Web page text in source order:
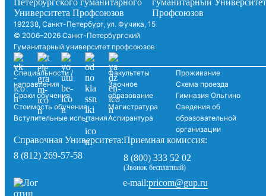
192238, Санкт-Петербург, ул. Фучика, 15
© 2006–2026 Санкт-Петербургский
Гуманитарный университет профсоюзов
Специальности /
направления
Сроки обучения
Стоимость обучения
Вступительные испытания
Факультеты
Заочное
образование
Магистратура
Аспирантура
Проживание
Схема проезда
Гимназия Ольгино
Сведения об
образовательной
организации
Справочная Университета:
8 (812) 269-57-58
Приемная комиссия:
8 (800) 333 52 02
(Звонок бесплатный)
e-mail:pricom@gup.ru